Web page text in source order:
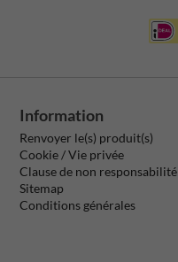
Information
Renvoyer le(s) produit(s)
Cookie / Vie privée
Clause de non responsabilité
Sitemap
Conditions générales